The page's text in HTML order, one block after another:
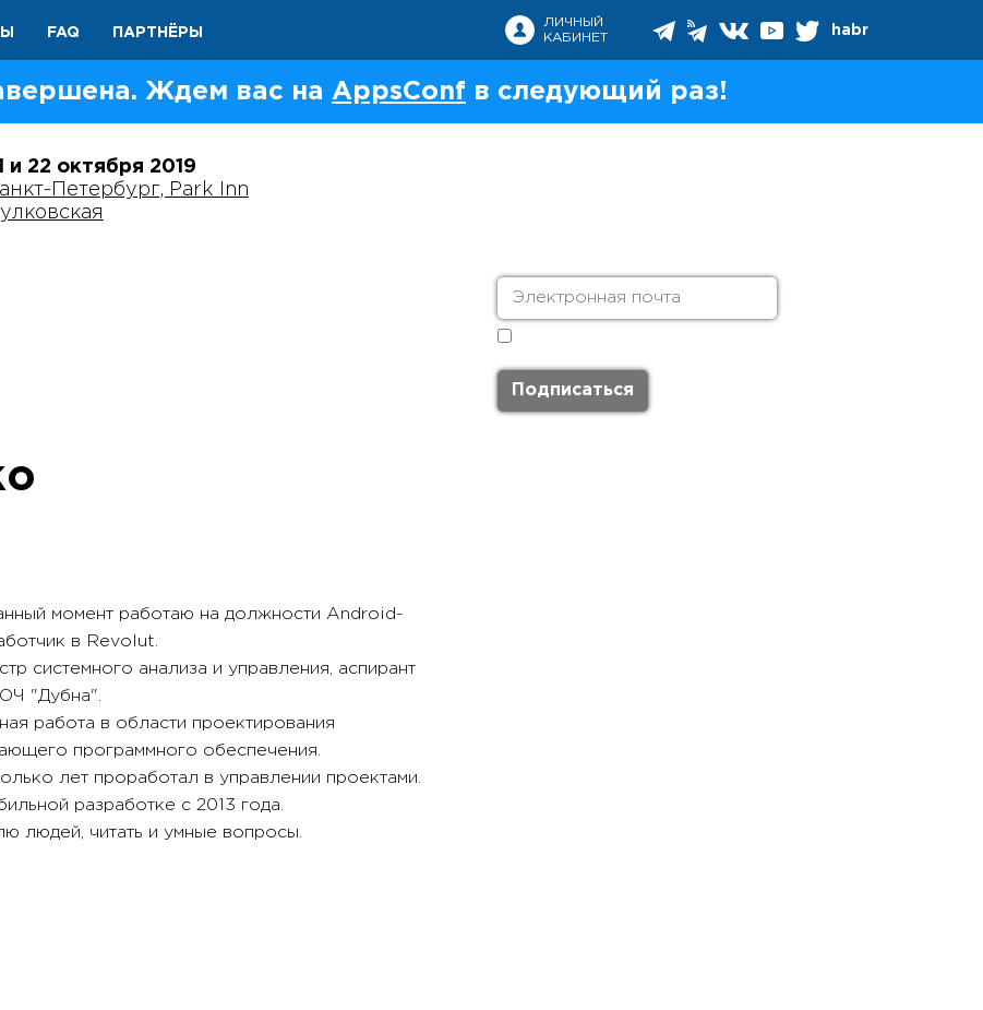
ЛИЧНЫЙ
КАБИНЕТ
habr
FAQ ПАРТНЁРЫ
Ждем вас на AppsConf в следующий раз!
и 22 октября 2019
Петербург, Park Inn
момент работаю на должности Android-
в Revolut.
системного анализа и управления, аспирант
"Дубна".
работа в области проектирования
программного обеспечения.
лет проработал в управлении проектами.
разработке с 2013 года.
людей, читать и умные вопросы.